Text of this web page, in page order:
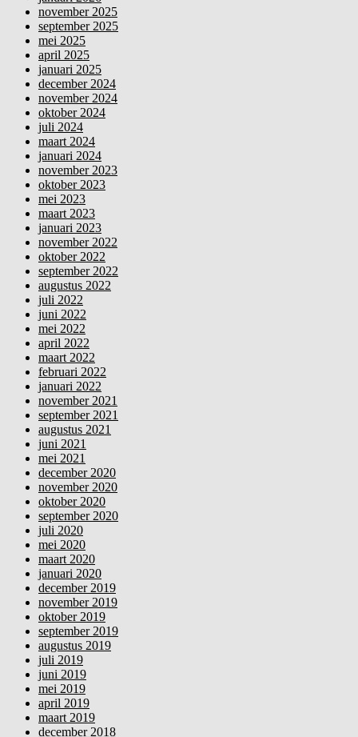
november 2025
september 2025
mei 2025
april 2025
januari 2025
december 2024
november 2024
oktober 2024
juli 2024
maart 2024
januari 2024
november 2023
oktober 2023
mei 2023
maart 2023
januari 2023
november 2022
oktober 2022
september 2022
augustus 2022
juli 2022
juni 2022
mei 2022
april 2022
maart 2022
februari 2022
januari 2022
november 2021
september 2021
augustus 2021
juni 2021
mei 2021
december 2020
november 2020
oktober 2020
september 2020
juli 2020
mei 2020
maart 2020
januari 2020
december 2019
november 2019
oktober 2019
september 2019
augustus 2019
juli 2019
juni 2019
mei 2019
april 2019
maart 2019
december 2018